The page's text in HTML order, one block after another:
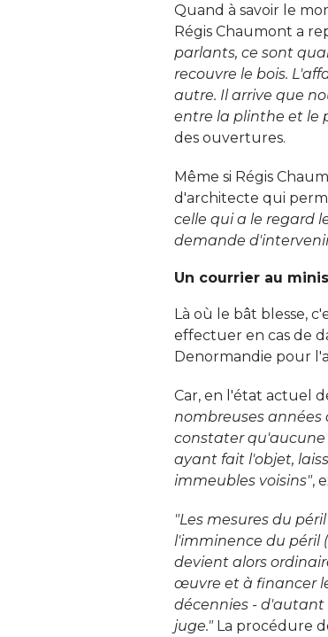
Quand à savoir le
Régis Chaumont a
parlants, ce sont
recouvre le bois.
autre. Il arrive que
entre la plinthe et le
des ouvertures.
Même si Régis
d'architecte qui
celle qui a le regard
demande
Un courrier au
Là où le bât blesse,
effectuer en cas de
Denormandie pour
Car, en l'état actuel
nombreuses années
constater
ayant fait l'objet,
immeubles voisins",
"Les mesures du
l'imminence du péril
devient alors
œuvre et à financer
décennies -
juge."La procédure